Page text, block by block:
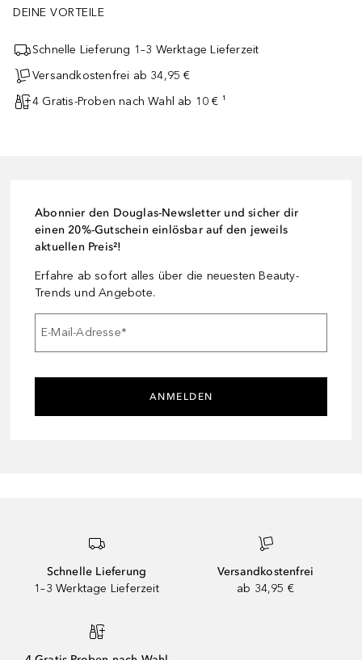
DEINE VORTEILE
Schnelle Lieferung 1–3 Werktage Lieferzeit
Versandkostenfrei ab 34,95 €
4 Gratis-Proben nach Wahl ab 10 € ¹
Abonnier den Douglas-Newsletter und sicher dir
einen 20%-Gutschein einlösbar auf den jeweils
aktuellen Preis²!
Erfahre ab sofort alles über die neuesten Beauty-
Trends und Angebote.
E-Mail-Adresse*
ANMELDEN
Schnelle Lieferung
1–3 Werktage Lieferzeit
Versandkostenfrei
ab 34,95 €